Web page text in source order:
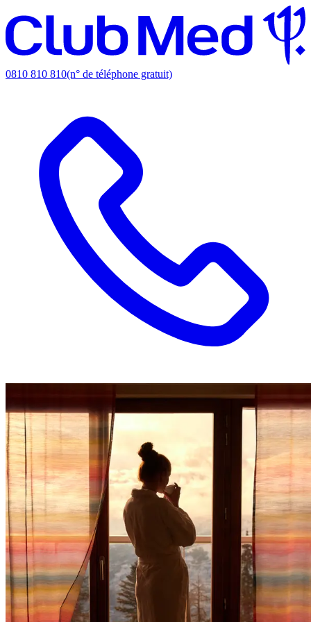
0810 810 810(n° de téléphone gratuit)